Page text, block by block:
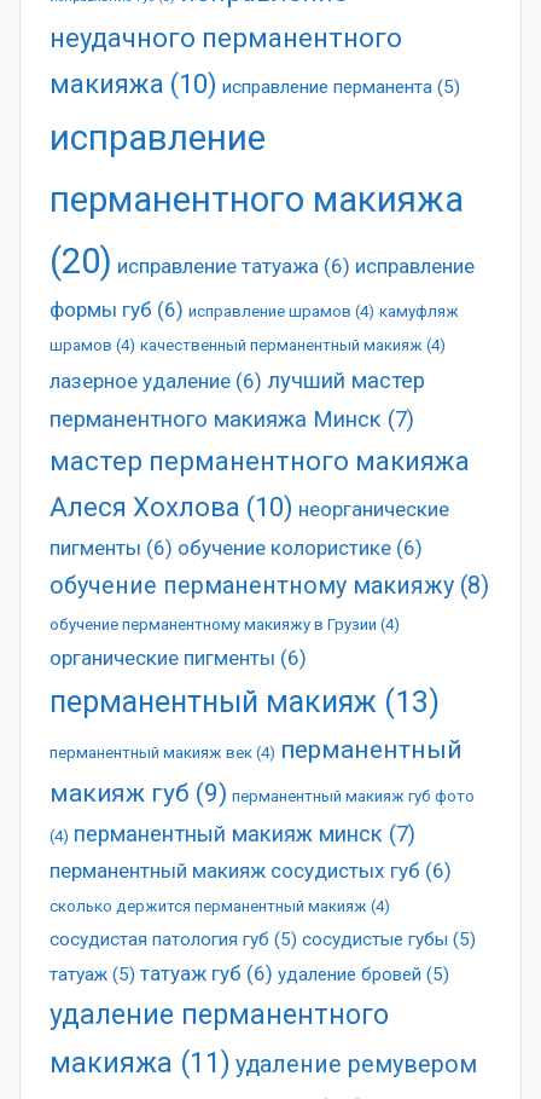
неудачного перманентного
макияжа (10) исправление перманента (5)
исправление
перманентного макияжа
(20) исправление татуажа (6) исправление
формы губ (6) исправление шрамов (4) камуфляж
шрамов (4) качественный перманентный макияж (4)
лазерное удаление (6) лучший мастер
перманентного макияжа Минск (7)
мастер перманентного макияжа
Алеся Хохлова (10) неорганические
пигменты (6) обучение колористике (6)
обучение перманентному макияжу (8)
обучение перманентному макияжу в Грузии (4)
органические пигменты (6)
перманентный макияж (13)
перманентный макияж век (4) перманентный
макияж губ (9) перманентный макияж губ фото
(4) перманентный макияж минск (7)
перманентный макияж сосудистых губ (6)
сколько держится перманентный макияж (4)
сосудистая патология губ (5) сосудистые губы (5)
татуаж (5) татуаж губ (6) удаление бровей (5)
удаление перманентного
макияжа (11) удаление ремувером